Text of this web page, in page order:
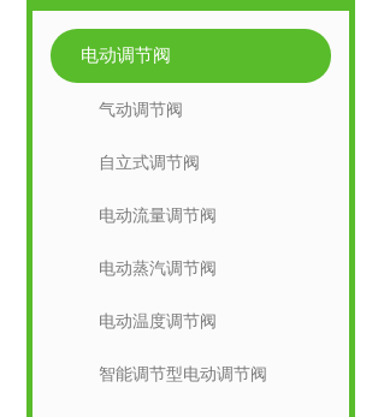
电动调节阀
气动调节阀
自立式调节阀
电动流量调节阀
电动蒸汽调节阀
电动温度调节阀
智能调节型电动调节阀